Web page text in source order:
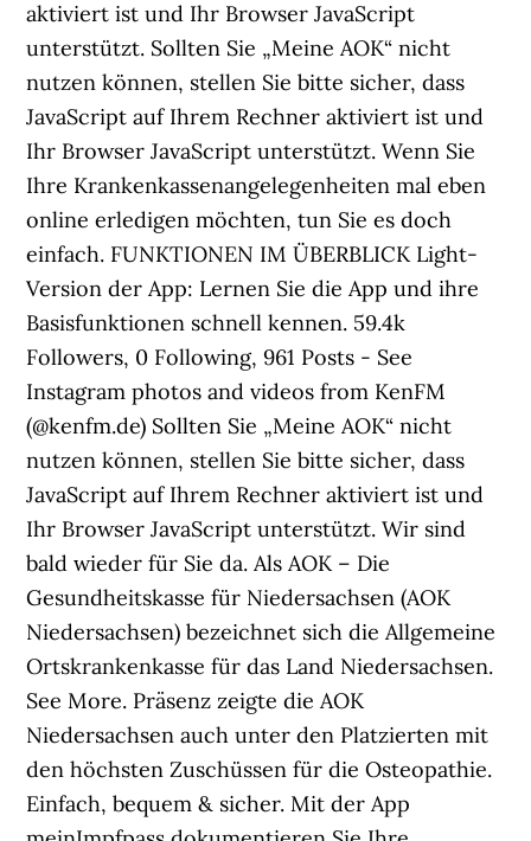
aktiviert ist und Ihr Browser JavaScript
unterstützt. Sollten Sie „Meine AOK“ nicht
nutzen können, stellen Sie bitte sicher, dass
JavaScript auf Ihrem Rechner aktiviert ist und
Ihr Browser JavaScript unterstützt. Wenn Sie
Ihre Krankenkassenangelegenheiten mal eben
online erledigen möchten, tun Sie es doch
einfach. FUNKTIONEN IM ÜBERBLICK Light-
Version der App: Lernen Sie die App und ihre
Basisfunktionen schnell kennen. 59.4k
Followers, 0 Following, 961 Posts - See
Instagram photos and videos from KenFM
(@kenfm.de) Sollten Sie „Meine AOK“ nicht
nutzen können, stellen Sie bitte sicher, dass
JavaScript auf Ihrem Rechner aktiviert ist und
Ihr Browser JavaScript unterstützt. Wir sind
bald wieder für Sie da. Als AOK – Die
Gesundheitskasse für Niedersachsen (AOK
Niedersachsen) bezeichnet sich die Allgemeine
Ortskrankenkasse für das Land Niedersachsen.
See More. Präsenz zeigte die AOK
Niedersachsen auch unter den Platzierten mit
den höchsten Zuschüssen für die Osteopathie.
Einfach, bequem & sicher. Mit der App